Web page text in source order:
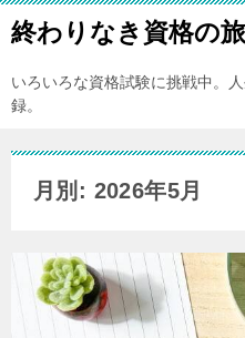
終わりなき資格の旅
いろいろな資格試験に挑戦中。
録。
月別: 2026年5月